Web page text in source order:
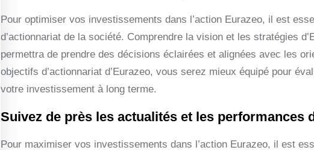
Pour optimiser vos investissements dans l’action Eurazeo, il est
d’actionnariat de la société. Comprendre la vision et les stratégies
permettra de prendre des décisions éclairées et alignées avec les
objectifs d’actionnariat d’Eurazeo, vous serez mieux équipé pour
votre investissement à long terme.
Suivez de près les actualités et les performances
Pour maximiser vos investissements dans l’action Eurazeo, il est